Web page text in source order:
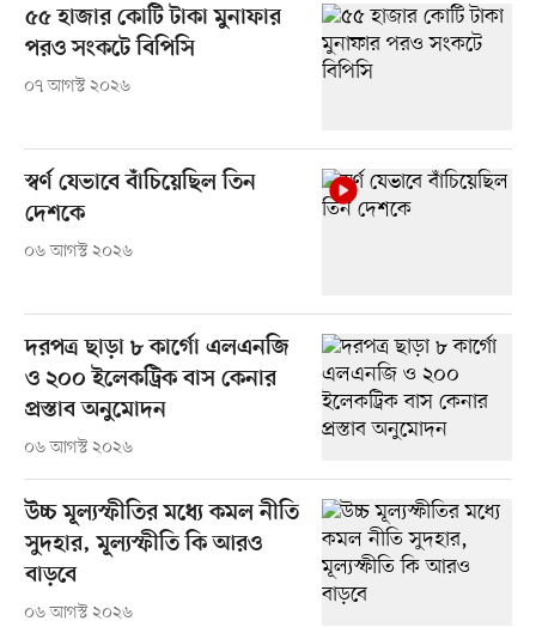
৫৫ হাজার কোটি টাকা মুনাফার
পরও সংকটে বিপিসি
০৭ আগস্ট ২০২৬
স্বর্ণ যেভাবে বাঁচিয়েছিল তিন
দেশকে
০৬ আগস্ট ২০২৬
দরপত্র ছাড়া ৮ কার্গো এলএনজি
ও ২০০ ইলেকট্রিক বাস কেনার
প্রস্তাব অনুমোদন
০৬ আগস্ট ২০২৬
উচ্চ মূল্যস্ফীতির মধ্যে কমল নীতি
সুদহার, মূল্যস্ফীতি কি আরও
বাড়বে
০৬ আগস্ট ২০২৬